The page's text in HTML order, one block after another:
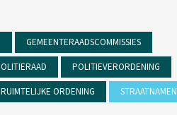
GEMEENTERAADSCOMMISSIES
POLITIEVERORDENING
RUIMTELIJKE ORDENING STRAATNAMEN